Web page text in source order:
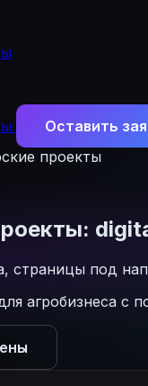
Оставить
проекты
страницы под
агробизнеса с